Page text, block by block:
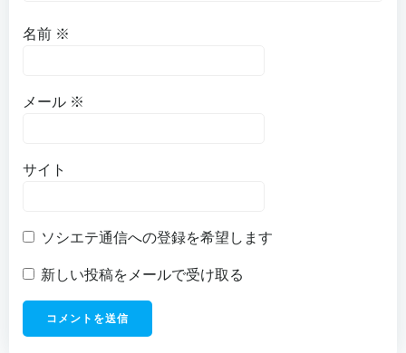
名前 ※
メール ※
サイト
ソシエテ通信への登録を希望します
新しい投稿をメールで受け取る